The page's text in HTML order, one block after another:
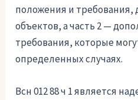
положения и требования,
объектов, а часть 2 —
требования, которые
определенных случаях.
Всн 012 88 ч 1 является